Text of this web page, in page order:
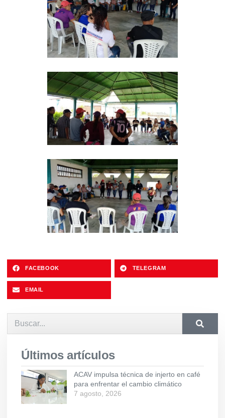
FACEBOOK TELEGRAM
EMAIL
Últimos artículos
ACAV impulsa técnica de injerto en café
para enfrentar el cambio climático
7 agosto, 2026